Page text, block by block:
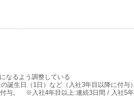
なるよう調整している
誕生日（1日）など（入社3年目以降に付与）
付与。 ※入社4年目以上:連続3日間 / 入社5